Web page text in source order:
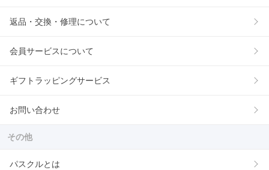
返品・交換・修理について
会員サービスについて
ギフトラッピングサービス
お問い合わせ
その他
パスクルとは